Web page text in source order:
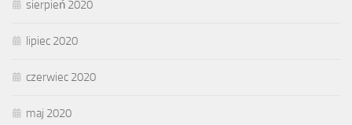
sierpień 2020
lipiec 2020
czerwiec 2020
maj 2020